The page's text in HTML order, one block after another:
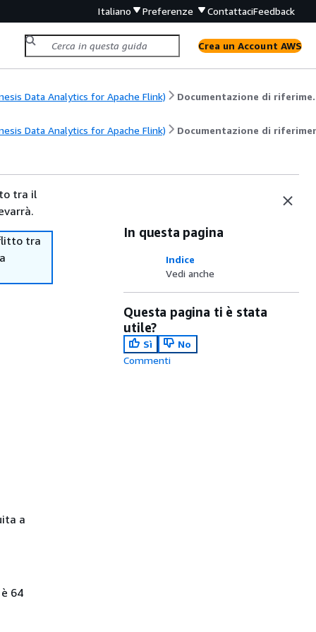
Italiano Preferenze ContattaciFeedback
Crea un Account AWS
Data Analytics for Apache Flink)
Data Analytics for Apache Flink) Documentazione di
tra il
tra
a
64
In questa pagina
Indice
Vedi anche
Questa pagina ti è stata
utile?
Sì
No
Commenti